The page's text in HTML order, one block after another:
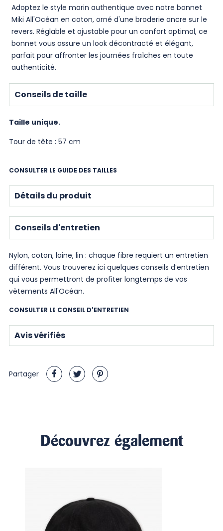
Adoptez le style marin authentique avec notre bonnet
Miki All'Océan en coton, orné d'une broderie ancre sur le
revers. Réglable et ajustable pour un confort optimal, ce
bonnet vous assure un look décontracté et élégant,
parfait pour affronter les journées fraîches en toute
authenticité.
Conseils de taille
Taille unique.
Tour de tête : 57 cm
CONSULTER LE GUIDE DES TAILLES
Détails du produit
Conseils d'entretien
Nylon, coton, laine, lin : chaque fibre requiert un entretien
différent. Vous trouverez ici quelques conseils d’entretien
qui vous permettront de profiter longtemps de vos
vêtements All'Océan.
CONSULTER LE CONSEIL D'ENTRETIEN
Avis vérifiés
Partager
Découvrez également